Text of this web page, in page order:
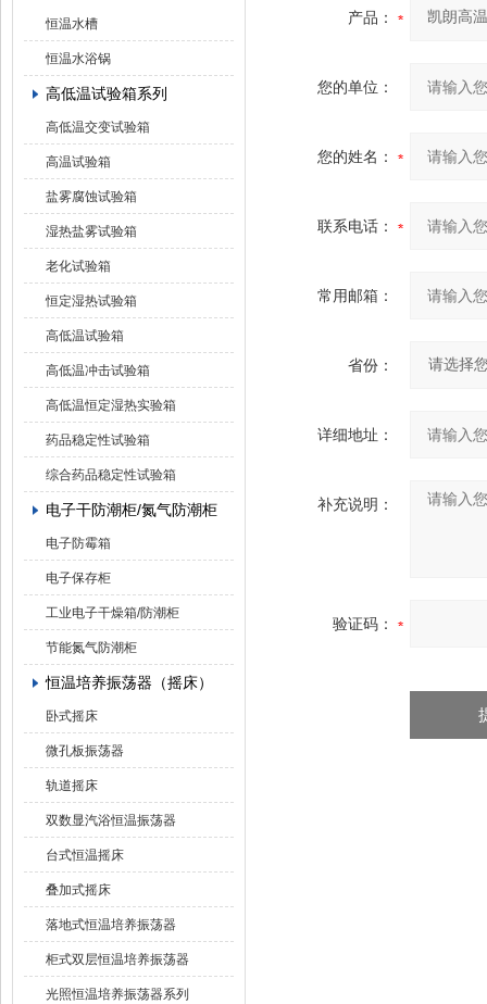
恒温水槽
恒温水浴锅
高低温试验箱系列
高低温交变试验箱
高温试验箱
盐雾腐蚀试验箱
湿热盐雾试验箱
老化试验箱
恒定湿热试验箱
高低温试验箱
高低温冲击试验箱
高低温恒定湿热实验箱
药品稳定性试验箱
综合药品稳定性试验箱
电子干防潮柜/氮气防潮柜
电子防霉箱
电子保存柜
工业电子干燥箱/防潮柜
节能氮气防潮柜
恒温培养振荡器（摇床）
卧式摇床
微孔板振荡器
轨道摇床
双数显汽浴恒温振荡器
台式恒温摇床
叠加式摇床
落地式恒温培养振荡器
柜式双层恒温培养振荡器
光照恒温培养振荡器系列
产品：
您的单位：
您的姓名：
联系电话：
常用邮箱：
省份：
详细地址：
补充说明：
验证码：